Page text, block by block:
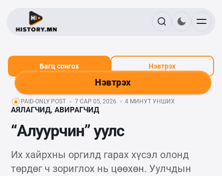
Нэвтрэх
Багц сонгох Нэвтрэх
PAID-ONLY POST 7 САР 05, 2026 4 МИНУТ УНШИХ
АЯЛАГЧИД, АВИРАГЧИД
“Алуурчин” уулс
Их хайрхны оргилд гарах хүсэл олонд
төрдөг ч зориглох нь цөөхөн. Уулчдын